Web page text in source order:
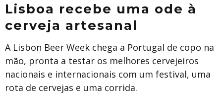
Lisboa recebe uma ode à
cerveja artesanal
A Lisbon Beer Week chega a Portugal de copo na
mão, pronta a testar os melhores cervejeiros
nacionais e internacionais com um festival, uma
rota de cervejas e uma corrida.